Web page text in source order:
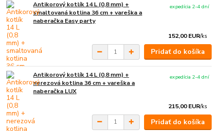
Antikorový kotlík 14 L (0,8 mm) +
smaltovaná kotlina 36 cm + vareška a
naberačka Easy party
152,00 EUR/ks
expedícia 2-4 dní
Pridať do košíka
Antikorový kotlík 14 L (0,8 mm) +
nerezová kotlina 36 cm + vareška a
naberačka LUX
215,00 EUR/ks
expedícia 2-4 dní
Pridať do košíka